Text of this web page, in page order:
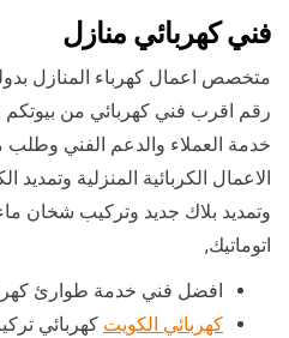
فني كهربائي منازل
متخصص اعمال كهرباء المنازل
رقم اقرب فني كهربائي من
خدمة العملاء والدعم الفني
الاعمال الكربائية المنزلية وتمديد
وتمديد بلاك جديد وتركيب شخان
اتوماتيك,
افضل فني خدمة طوارئ
كهربائي الكويت كهربائي